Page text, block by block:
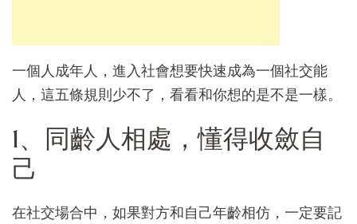
一個人成年人，進入社會想要快速成為一個社交能
人，這五條規則少不了，看看和你想的是不是一樣。
1、同齡人相處，懂得收斂自
己
在社交場合中，如果對方和自己年齡相仿，一定要記